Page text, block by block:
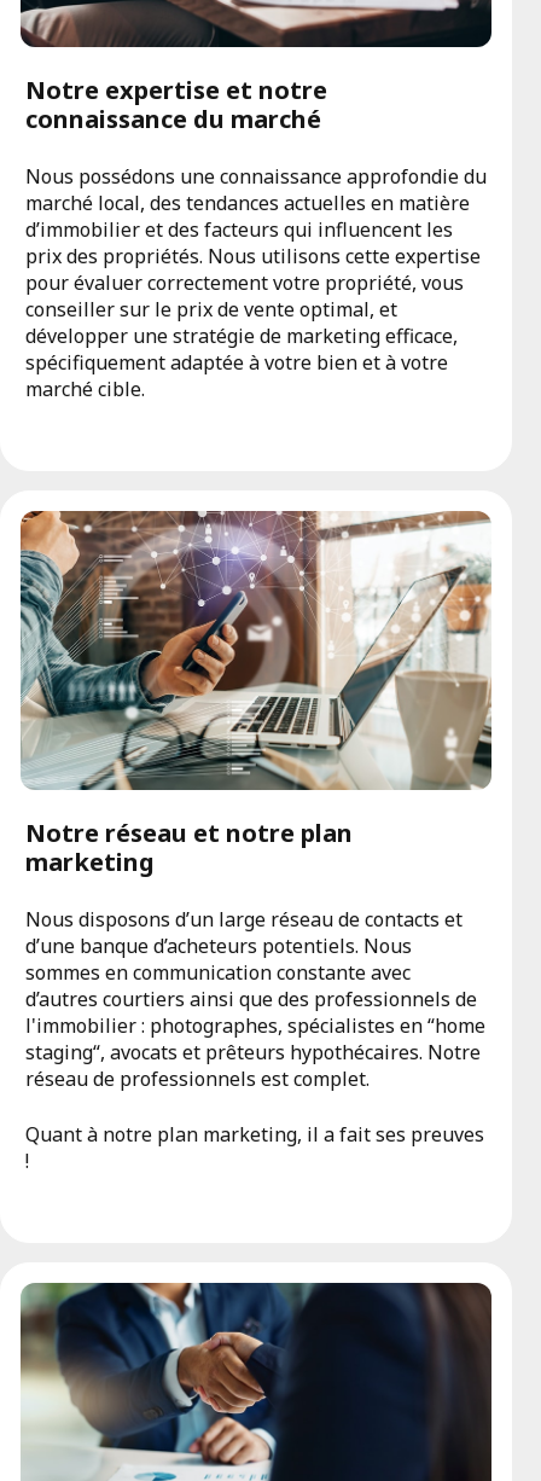
Notre expertise et notre
connaissance du marché
Nous possédons une connaissance approfondie du
marché local, des tendances actuelles en matière
d’immobilier et des facteurs qui influencent les
prix des propriétés. Nous utilisons cette expertise
pour évaluer correctement votre propriété, vous
conseiller sur le prix de vente optimal, et
développer une stratégie de marketing efficace,
spécifiquement adaptée à votre bien et à votre
marché cible.
Notre réseau et notre plan
marketing
Nous disposons d’un large réseau de contacts et
d’une banque d’acheteurs potentiels. Nous
sommes en communication constante avec
d’autres courtiers ainsi que des professionnels de
l'immobilier : photographes, spécialistes en “home
staging“, avocats et prêteurs hypothécaires. Notre
réseau de professionnels est complet.
Quant à notre plan marketing, il a fait ses preuves
!